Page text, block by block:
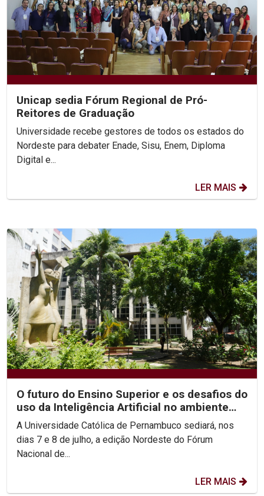
Unicap sedia Fórum Regional de Pró-
Reitores de Graduação
Universidade recebe gestores de todos os estados do
Nordeste para debater Enade, Sisu, Enem, Diploma
Digital e...
LER MAIS
O futuro do Ensino Superior e os desafios do
uso da Inteligência Artificial no ambiente
acadêmico...
A Universidade Católica de Pernambuco sediará, nos
dias 7 e 8 de julho, a edição Nordeste do Fórum
Nacional de...
LER MAIS